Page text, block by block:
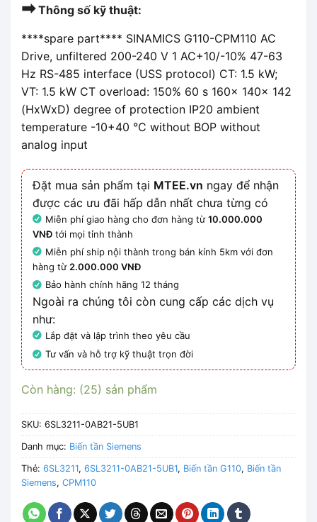
➡Thông số kỹ thuật:
****spare part**** SINAMICS G110-CPM110 AC
Drive, unfiltered 200-240 V 1 AC+10/-10% 47-63
Hz RS-485 interface (USS protocol) CT: 1.5 kW;
VT: 1.5 kW CT overload: 150% 60 s 160x 140x 142
(HxWxD) degree of protection IP20 ambient
temperature -10+40 °C without BOP without
analog input
Đặt mua sản phẩm tại MTEE.vn ngay để nhận
được các ưu đãi hấp dẫn nhất chưa từng có
Miễn phí giao hàng cho đơn hàng từ10.000.000
VNĐ tới mọi tỉnh thành
Miễn phí ship nội thành trong bán kính 5km với đơn
hàng từ2.000.000 VNĐ
Bảo hành chính hãng 12 tháng
Ngoài ra chúng tôi còn cung cấp các dịch vụ
như:
Lắp đặt và lập trình theo yêu cầu
Tư vấn và hỗ trợ kỹ thuật trọn đời
Còn hàng: (25) sản phẩm
SKU: 6SL3211-0AB21-5UB1
Danh mục: Biến tần Siemens
Thẻ: 6SL3211, 6SL3211-0AB21-5UB1, Biến tần G110, Biến tần
Siemens, CPM110